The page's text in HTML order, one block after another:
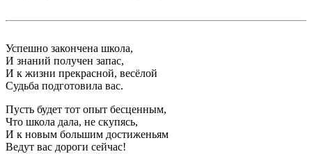
Успешно закончена школа,
И знаний получен запас,
И к жизни прекрасной, весёлой
Судьба подготовила вас.
Пусть будет тот опыт бесценным,
Что школа дала, не скупясь,
И к новым большим достиженьям
Ведут вас дороги сейчас!